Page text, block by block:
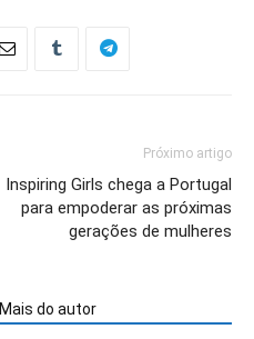
Próximo artigo
Inspiring Girls chega a Portugal
para empoderar as próximas
gerações de mulheres
Mais do autor